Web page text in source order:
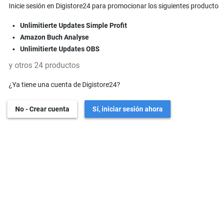
Inicie sesión en Digistore24 para promocionar los siguientes
Unlimitierte Updates Simple Profit
Amazon Buch Analyse
Unlimitierte Updates OBS
y otros 24 productos
¿Ya tiene una cuenta de Digistore24?
No - Crear cuenta Sí, iniciar sesión ahora